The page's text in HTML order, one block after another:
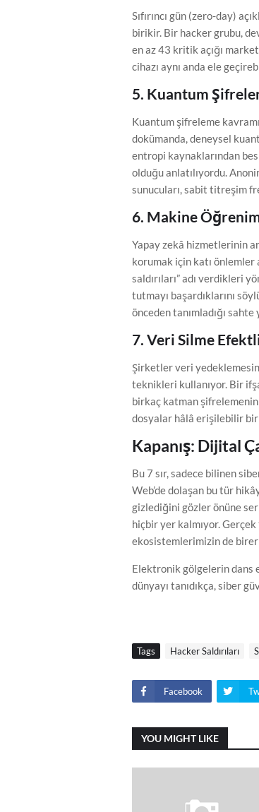
Sıfırıncı gün (zero-day)
birikir. Bir hacker grubu,
en az 43 kritik açığı
cihazı aynı anda ele
5. Kuantum
Kuantum şifreleme
dokümanda, deneysel
entropi kaynaklarından
olduğu anlatılıyordu.
sunucuları, sabit titreşim
6. Makine
Yapay zekâ hizmetlerinin
korumak için katı önlemler
saldırıları” adı verdikleri
tutmayı başardıklarını
önceden tanımladığı
7. Veri Silme
Şirketler veri
teknikleri kullanıyor. Bir
birkaç katman şifrelemenin
dosyalar hâlâ erişilebilir
Kapanış: Dijital
Bu 7 sır, sadece bilinen
Web’de dolaşan bu tür
gizlediğini gözler önüne
hiçbir yer kalmıyor. Gerçek
ekosistemlerimizin de
Elektronik gölgelerin dans
dünyayı tanıdıkça, siber
Tags Hacker Saldırıları
Facebook
YOU MIGHT LIKE